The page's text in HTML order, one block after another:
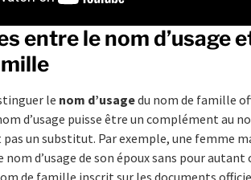
entre le nom d’usage
le nom d’usagedu nom de famille
d’usage puisse être un complément au
pas un substitut. Par exemple, une femme
d’usage de son époux sans pour autant
de famille inscrit sur les documents